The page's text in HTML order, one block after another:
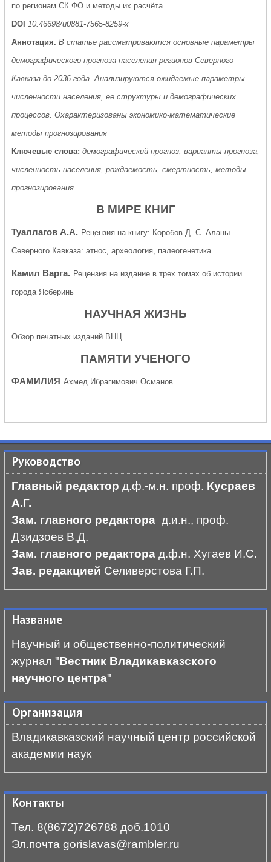
по регионам СК ФО и методы их расчёта
DOI
10.46698/u0881-7565-8259-x
Аннотация. В статье рассматриваются основные параметры
демографического прогноза населения регионов Северного
Кавказа до 2036 года. Анализируются ожидаемые параметры
численности населения, ее структуры и демографических
процессов. Охарактеризованы экономико-математические
методы прогнозирования
Ключевые слова: демографический прогноз, варианты прогноза,
численность населения, рождаемость, смертность, методы
прогнозирования
В МИРЕ КНИГ
Туаллагов А.А. Рецензия на книгу: Коробов Д. С. Аланы
Северного Кавказа: этнос, археология, палеогенетика
Камил Bарга. Рецензия на издание в трех томах об истории
города Ясберинь
НАУЧНАЯ ЖИЗНЬ
Обзор печатных изданий ВНЦ
ПАМЯТИ УЧЕНОГО
ФАМИЛИЯ Ахмед Ибрагимович Османов
Руководство
Главный редактор д.ф.-м.н. проф. Кусраев
А.Г.
Зам. главного редактора д.и.н., проф.
Дзидзоев В.Д.
Зам. главного редакторад.ф.н. Хугаев И.С.
Зав. редакцией Селиверстова Г.П.
Название
Научный и общественно-политический
журнал "Вестник Владикавказского
научного центра"
Организация
Владикавказский научный центр российской
академии наук
Контакты
Тел. 8(8672)726788 доб.1010
Эл.почта gorislavas@rambler.ru